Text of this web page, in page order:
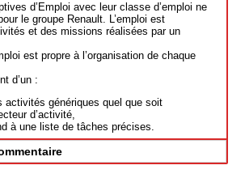
d’Emploi avec leur classe d’emploi ne
le groupe Renault. L’emploi est
et des missions réalisées par un
est propre à l’organisation de chaque
d’un :
activités génériques quel que soit
d’activité,
à une liste de tâches précises.